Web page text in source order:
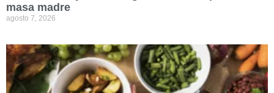
masa madre
agosto 7, 2026